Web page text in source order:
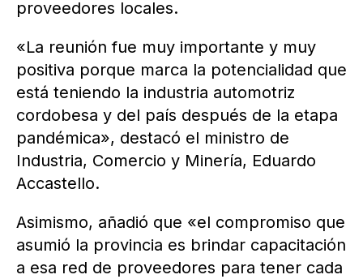
proveedores locales.
«La reunión fue muy importante y muy
positiva porque marca la potencialidad que
está teniendo la industria automotriz
cordobesa y del país después de la etapa
pandémica», destacó el ministro de
Industria, Comercio y Minería, Eduardo
Accastello.
Asimismo, añadió que «el compromiso que
asumió la provincia es brindar capacitación
a esa red de proveedores para tener cada